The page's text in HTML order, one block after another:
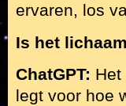
ervaren, los
Is het
ChatGPT:
legt voor hoe